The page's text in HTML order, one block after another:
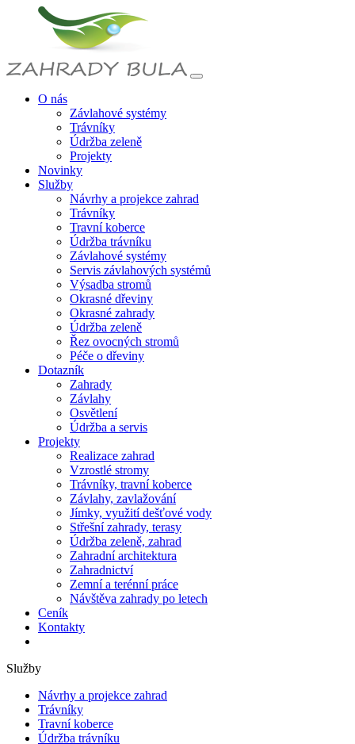
O nás
Závlahové systémy
Trávníky
Údržba zeleně
Projekty
Novinky
Služby
Návrhy a projekce zahrad
Trávníky
Travní koberce
Údržba trávníku
Závlahové systémy
Servis závlahových systémů
Výsadba stromů
Okrasné dřeviny
Okrasné zahrady
Údržba zeleně
Řez ovocných stromů
Péče o dřeviny
Dotazník
Zahrady
Závlahy
Osvětlení
Údržba a servis
Projekty
Realizace zahrad
Vzrostlé stromy
Trávníky, travní koberce
Závlahy, zavlažování
Jímky, využití dešťové vody
Střešní zahrady, terasy
Údržba zeleně, zahrad
Zahradní architektura
Zahradnictví
Zemní a terénní práce
Návštěva zahrady po letech
Ceník
Kontakty
Služby
Návrhy a projekce zahrad
Trávníky
Travní koberce
Údržba trávníku